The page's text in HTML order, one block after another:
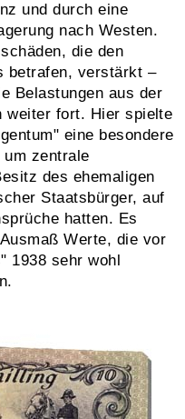
und durch eine
nach Westen.
die den
betrafen, verstärkt –
Belastungen aus der
weiter fort. Hier spielte
eine besondere
um zentrale
des ehemaligen
Staatsbürger, auf
hatten. Es
Werte, die vor
1938 sehr wohl